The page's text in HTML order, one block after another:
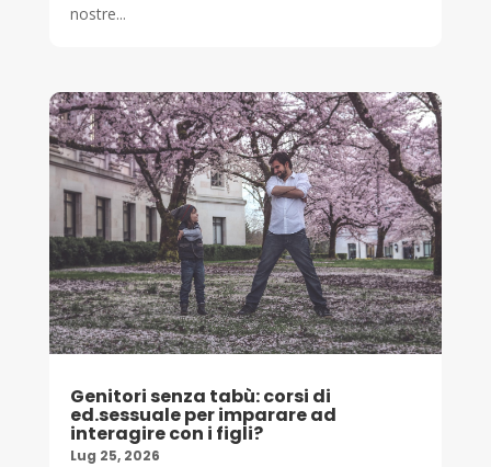
nostre...
Genitori senza tabù: corsi di
ed.sessuale per imparare ad
interagire con i figli?
Lug 25, 2026